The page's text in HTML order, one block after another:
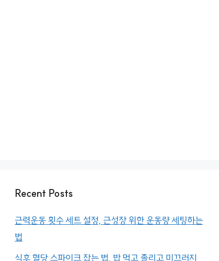
Recent Posts
근력운동 횟수 세트 설정, 근성장 위한 운동량 세팅하는
법
식후 혈당 스파이크 잡는 법, 밥 먹고 졸리고 미끄러지